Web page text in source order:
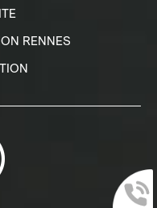
RENNES